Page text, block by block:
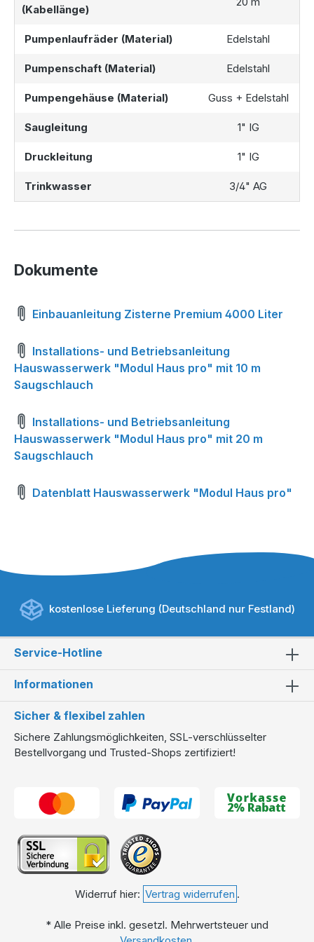
Bordsteinkante, unabgeladen, geliefert. Einige der
beachten Sie dabei dieLiefer- und Versandbedingungen
um eine reibungslose Anlieferung zu gewährleisten.
(Kabellänge)
Pumpenlaufräder (Material) Edelstahl
Pumpenschaft (Material) Edelstahl
Pumpengehäuse (Material) Guss + Edelstahl
Saugleitung 1" IG
Druckleitung 1" IG
Trinkwasser 3/4" AG
Dokumente
Einbauanleitung Zisterne Premium 4000 Liter
Installations- und Betriebsanleitung
Hauswasserwerk "Modul Haus pro" mit 10 m
Saugschlauch
Installations- und Betriebsanleitung
Hauswasserwerk "Modul Haus pro" mit 20 m
Saugschlauch
Datenblatt Hauswasserwerk "Modul Haus pro"
kostenlose Lieferung (Deutschland nur Festland)
Service-Hotline
Informationen
Sicher & flexibel zahlen
Sichere Zahlungsmöglichkeiten, SSL-verschlüsselter
Bestellvorgang und Trusted-Shops zertifiziert!
Widerruf hier: Vertrag widerrufen .
* Alle Preise inkl. gesetzl. Mehrwertsteuer und